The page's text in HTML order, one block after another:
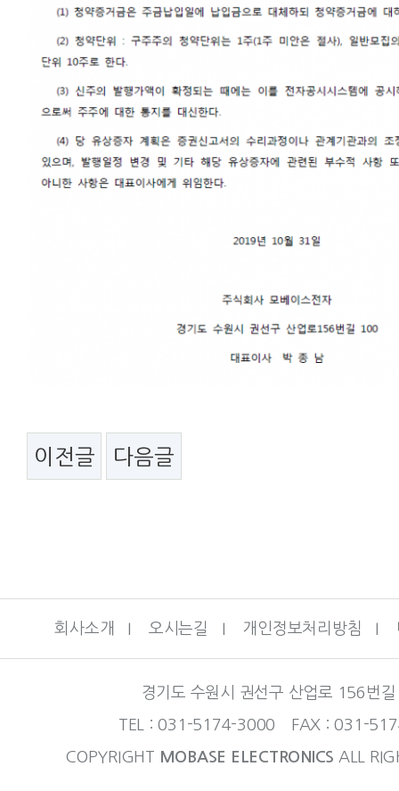
이전글 다음글
회사소개 오시는길 개인정보처리방침
경기도 수원시 권선구 산업로 156번
TEL : 031-5174-3000 FAX : 031-
COPYRIGHT
MOBASE ELECTRONICS ALL